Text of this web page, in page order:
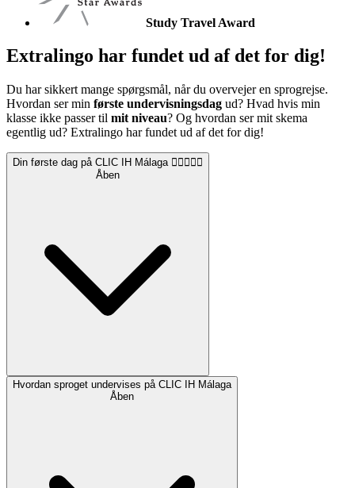
Study Travel Award
Extralingo har fundet ud af det for dig!
Du har sikkert mange spørgsmål, når du overvejer en sprogrejse.
Hvordan ser min første undervisningsdag ud? Hvad hvis min
klasse ikke passer til mit niveau? Og hvordan ser mit skema
egentlig ud? Extralingo har fundet ud af det for dig!
Din første dag på CLIC IH Málaga 🙋🏽‍♂️🙋‍♀️
Åben
Hvordan sproget undervises på CLIC IH Málaga
Åben